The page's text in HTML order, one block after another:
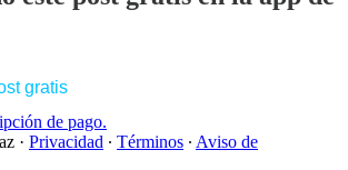
gratis
de pago.
· Privacidad ∙ Términos ∙ Aviso de